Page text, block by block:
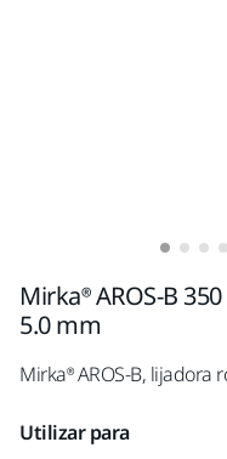
Mirka® AROS-B
5.0 mm
Mirka® AROS-B, lijadora
Utilizar para